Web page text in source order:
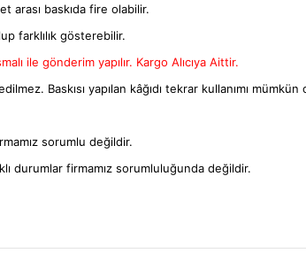
arası baskıda fire olabilir.
farklılık gösterebilir.
ile gönderim yapılır. Kargo Alıcıya Aittir.
Baskısı yapılan kâğıdı tekrar kullanımı
sorumlu değildir.
durumlar firmamız sorumluluğunda değildir.